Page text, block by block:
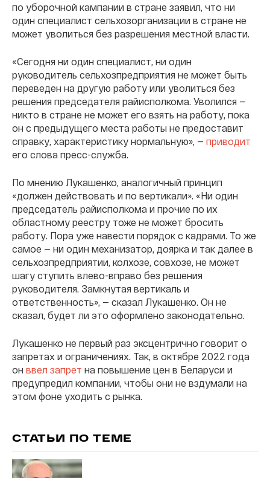
по уборочной кампании в стране заявил, что ни
один специалист сельхозорганизации в стране не
может уволиться без разрешения местной власти.
«Сегодня ни один специалист, ни один
руководитель сельхозпредприятия не может быть
переведен на другую работу или уволиться без
решения председателя райисполкома. Уволился —
никто в стране не может его взять на работу, пока
он с предыдущего места работы не предоставит
справку, характеристику нормальную», — приводит
его слова пресс-служба.
По мнению Лукашенко, аналогичный принцип
«должен действовать и по вертикали». «Ни один
председатель райисполкома и прочие по их
областному реестру тоже не может бросить
работу. Пора уже навести порядок с кадрами. То же
самое — ни один механизатор, доярка и так далее в
сельхозпредприятии, колхозе, совхозе, не может
шагу ступить влево-вправо без решения
руководителя. Замкнутая вертикаль и
ответственность», — сказал Лукашенко. Он не
сказал, будет ли это оформлено законодательно.
Лукашенко не первый раз эксцентрично говорит о
запретах и ограничениях. Так, в октябре 2022 года
он ввел запрет на повышение цен в Беларуси и
предупредил компании, чтобы они не вздумали на
этом фоне уходить с рынка.
СТАТЬИ ПО ТЕМЕ